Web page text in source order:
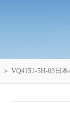
＞ VQ4151-5H-03日